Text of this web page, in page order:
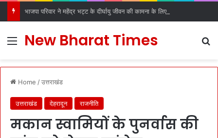
Menu
New Bharat Times
Home /उत्तराखंड
उत्तराखंड देहरादून राजनीति
मकान स्वामियों के पुनर्वास की